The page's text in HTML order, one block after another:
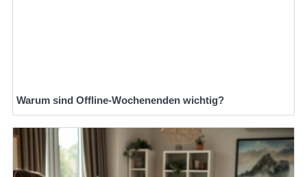
Warum sind Offline-Wochenenden wichtig?